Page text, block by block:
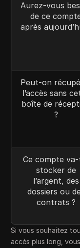
Aurez-vous
de ce
après
Peut-on
l’accès sans
boîte de
?
Ce compte
stocker de
l’argent, des
dossiers ou
contrats ?
Si vous souhaitez
accès plus long,